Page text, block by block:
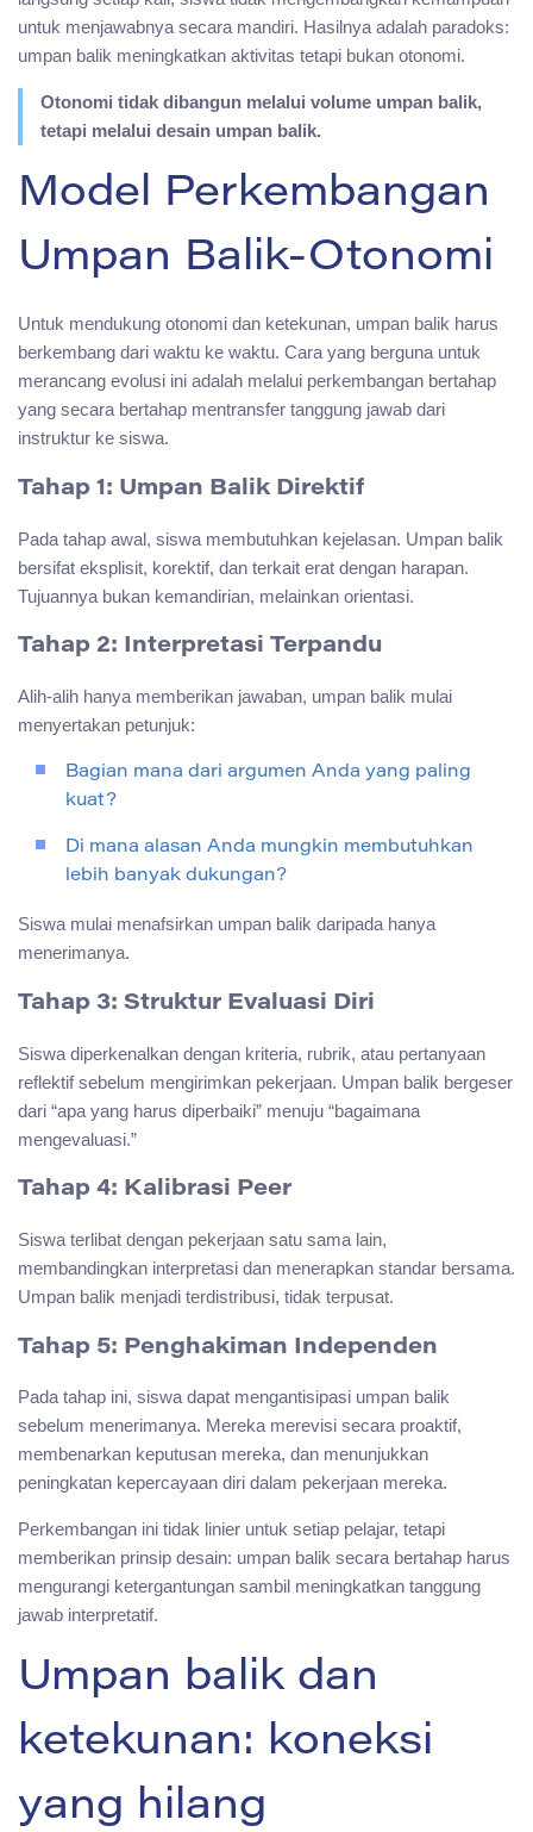
untuk menjawabnya secara mandiri. Hasilnya adalah paradoks:
umpan balik meningkatkan aktivitas tetapi bukan otonomi.
Otonomi tidak dibangun melalui volume umpan balik,
tetapi melalui desain umpan balik.
Model Perkembangan
Umpan Balik-Otonomi
Untuk mendukung otonomi dan ketekunan, umpan balik harus
berkembang dari waktu ke waktu. Cara yang berguna untuk
merancang evolusi ini adalah melalui perkembangan bertahap
yang secara bertahap mentransfer tanggung jawab dari
instruktur ke siswa.
Tahap 1: Umpan Balik Direktif
Pada tahap awal, siswa membutuhkan kejelasan. Umpan balik
bersifat eksplisit, korektif, dan terkait erat dengan harapan.
Tujuannya bukan kemandirian, melainkan orientasi.
Tahap 2: Interpretasi Terpandu
Alih-alih hanya memberikan jawaban, umpan balik mulai
menyertakan petunjuk:
Bagian mana dari argumen Anda yang paling
kuat?
Di mana alasan Anda mungkin membutuhkan
lebih banyak dukungan?
Siswa mulai menafsirkan umpan balik daripada hanya
menerimanya.
Tahap 3: Struktur Evaluasi Diri
Siswa diperkenalkan dengan kriteria, rubrik, atau pertanyaan
reflektif sebelum mengirimkan pekerjaan. Umpan balik bergeser
dari “apa yang harus diperbaiki” menuju “bagaimana
mengevaluasi.”
Tahap 4: Kalibrasi Peer
Siswa terlibat dengan pekerjaan satu sama lain,
membandingkan interpretasi dan menerapkan standar bersama.
Umpan balik menjadi terdistribusi, tidak terpusat.
Tahap 5: Penghakiman Independen
Pada tahap ini, siswa dapat mengantisipasi umpan balik
sebelum menerimanya. Mereka merevisi secara proaktif,
membenarkan keputusan mereka, dan menunjukkan
peningkatan kepercayaan diri dalam pekerjaan mereka.
Perkembangan ini tidak linier untuk setiap pelajar, tetapi
memberikan prinsip desain: umpan balik secara bertahap harus
mengurangi ketergantungan sambil meningkatkan tanggung
jawab interpretatif.
Umpan balik dan
ketekunan: koneksi
yang hilang